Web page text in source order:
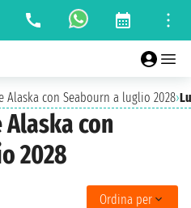
Alaska con Seabourn a luglio 2028›
con
2028
Ordina per